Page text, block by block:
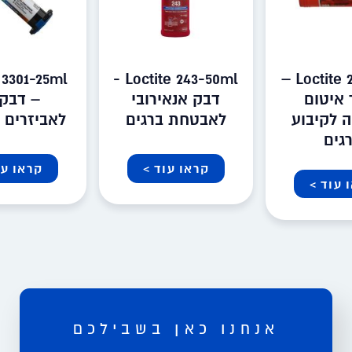
Loctite 268-20gr –
איטום
לקיבוע
עוד >
Loctite 243-50ml -
דבק אנאירובי
לאבטחת ברגים
קראו עוד >
25ml
קראו
אנחנו כאן בשבילכם